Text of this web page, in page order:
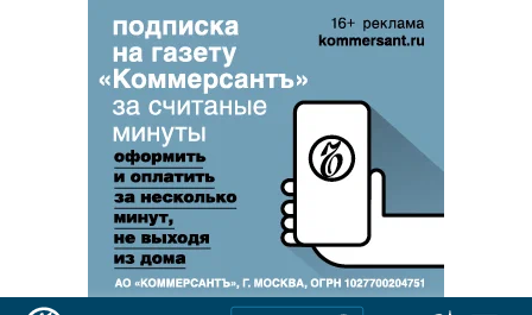
Реклама в «Ъ» www.kommersant.ru/ad